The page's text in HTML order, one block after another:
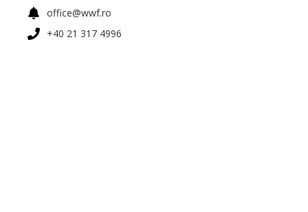
office@wwf.ro
+40 21 317 4996